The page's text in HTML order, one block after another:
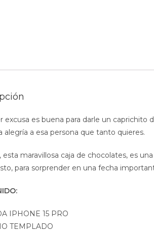
excusa es buena para darle un
alegría a esa persona que tanto quieres.
esta maravillosa caja de chocolates, es
para sorprender en una fecha
IPHONE 15 PRO
TEMPLADO